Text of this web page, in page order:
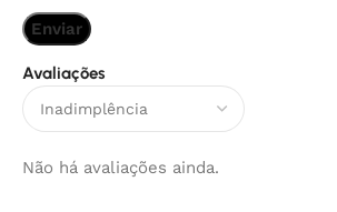
Avaliações
Não há avaliações ainda.